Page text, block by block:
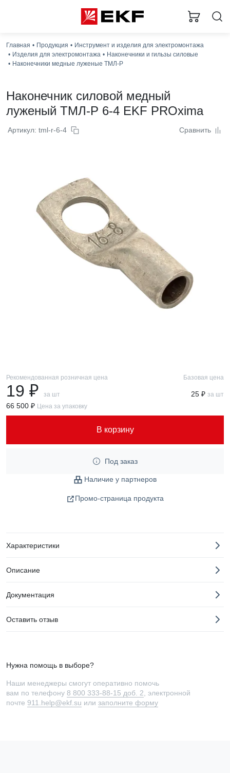
Главная Продукция
Инструмент и изделия для электромонтажа
Изделия для электромонтажа
Наконечники и гильзы силовые
Наконечники медные луженые ТМЛ-Р
Наконечник силовой медный
луженый ТМЛ-Р 6-4 EKF PROxima
Артикул: tml-r-6-4 Сравнить
Рекомендованная розничная цена
19 ₽ за шт
Базовая цена
25 ₽ за шт
66 500 ₽ Цена за упаковку
В корзину
Под заказ
Наличие у партнеров
Промо-страница продукта
Характеристики
Описание
Документация
Оставить отзыв
Нужна помощь в выборе?
Наши менеджеры смогут оперативно помочь
вам по телефону 8 800 333-88-15 доб. 2 , электронной
почте 911.help@ekf.su или заполните форму